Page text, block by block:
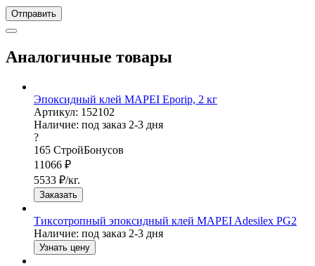
Отправить
Аналогичные товары
Эпоксидный клей MAPEI Eporip, 2 кг
Артикул: 152102
Наличие: под заказ 2-3 дня
?
165 СтройБонусов
11066 ₽
5533 ₽/кг.
Заказать
Тиксотропный эпоксидный клей MAPEI Adesilex PG2
Наличие: под заказ 2-3 дня
Узнать цену